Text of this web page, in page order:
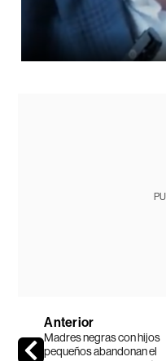
Anterior
Madres negras con hijos
pequeños abandonan el